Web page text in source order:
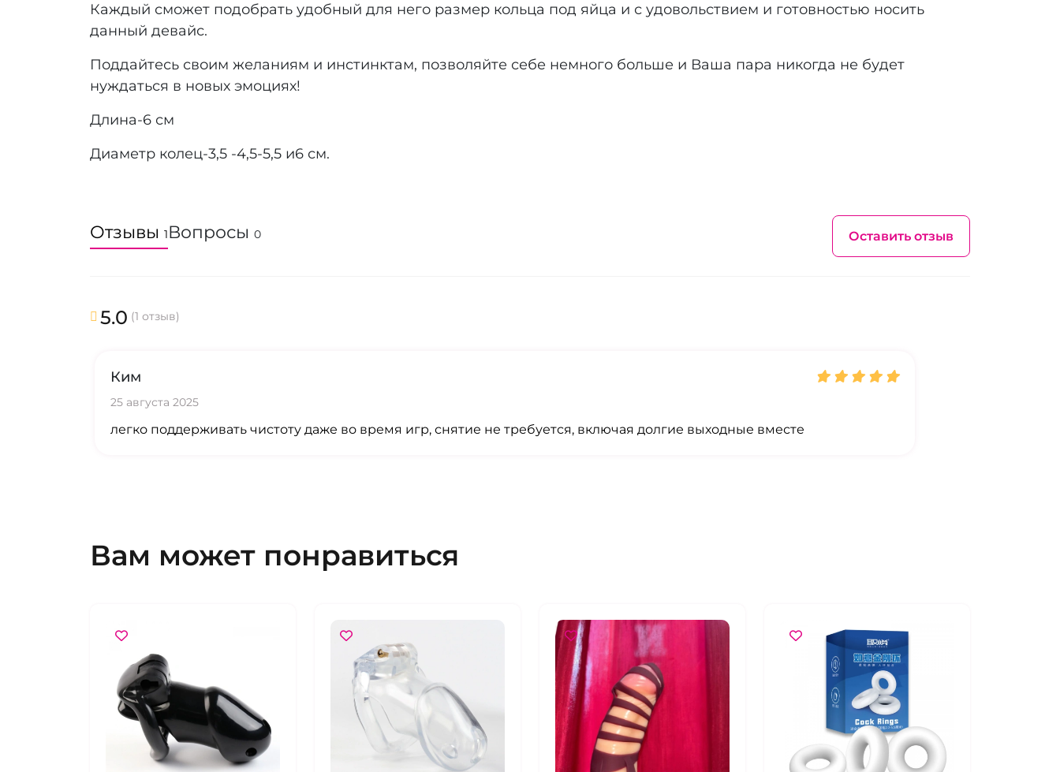
Каждый сможет подобрать удобный для него размер кольца под яйца и с удовольствием и готовностью носить
данный девайс.
Поддайтесь своим желаниям и инстинктам, позволяйте себе немного больше и Ваша пара никогда не будет
нуждаться в новых эмоциях!
Длина-6 см
Диаметр колец-3,5 -4,5-5,5 и6 см.
Отзывы 1Вопросы 0 Оставить отзыв
5.0 (1 отзыв)
Ким
25 августа 2025
легко поддерживать чистоту даже во время игр, снятие не требуется, включая долгие выходные вместе
Вам может понравиться